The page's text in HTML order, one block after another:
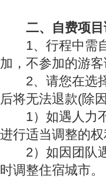
二、自费项目
1、行程中需自
加，不参加的游
2、请您在选择
后将无法退款(除
1）如遇人力不
进行适当调整的权
2）如因团队遇
时调整住宿城市。